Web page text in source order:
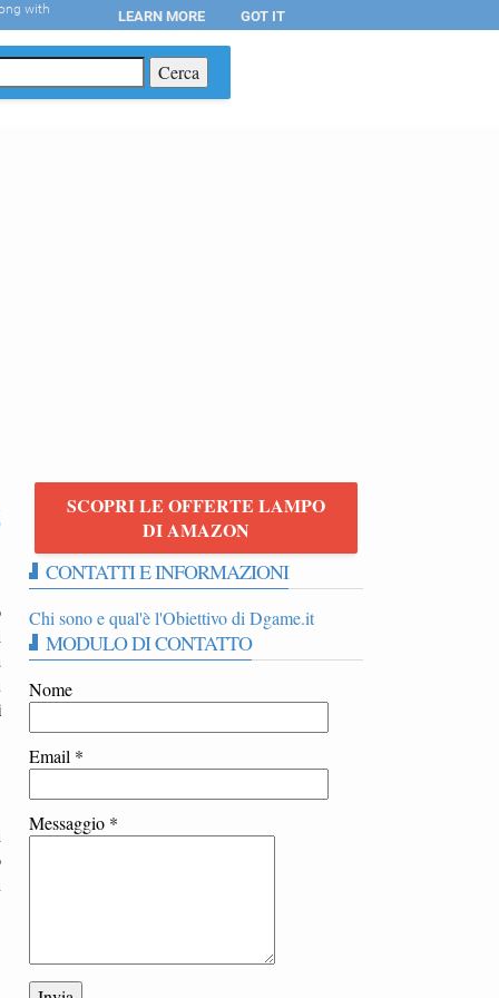
SCOPRI LE OFFERTE LAMPO
DI AMAZON
CONTATTI E INFORMAZIONI
Chi sono e qual'è l'Obiettivo di Dgame.it
MODULO DI CONTATTO
Nome
Email *
Messaggio *
with LEARN MORE GOT IT